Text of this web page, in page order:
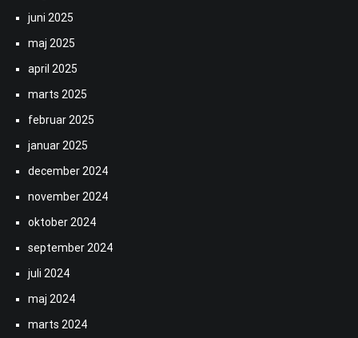
juni 2025
maj 2025
april 2025
marts 2025
februar 2025
januar 2025
december 2024
november 2024
oktober 2024
september 2024
juli 2024
maj 2024
marts 2024